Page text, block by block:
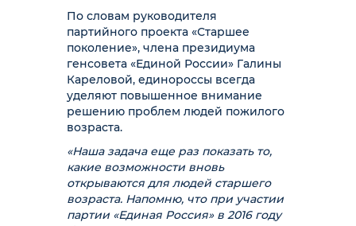
По словам руководителя
партийного проекта «Старшее
поколение», члена президиума
генсовета «Единой России» Галины
Кареловой, единороссы всегда
уделяют повышенное внимание
решению проблем людей пожилого
возраста.
«Наша задача еще раз показать то,
какие возможности вновь
открываются для людей старшего
возраста. Напомню, что при участии
партии «Единая Россия» в 2016 году